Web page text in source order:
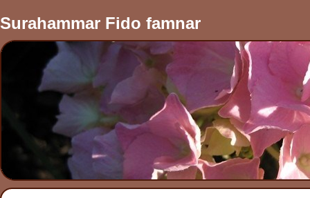
Surahammar Fido famnar